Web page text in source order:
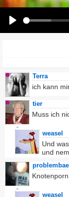
Ich möchte eine
Terra
ich kann
tier
Muss ich
weasel
Und
und
Knotenporn
weasel